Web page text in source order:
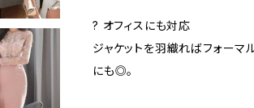
? オフィスにも対応
ジャケットを羽織ればフォー
にも◎。